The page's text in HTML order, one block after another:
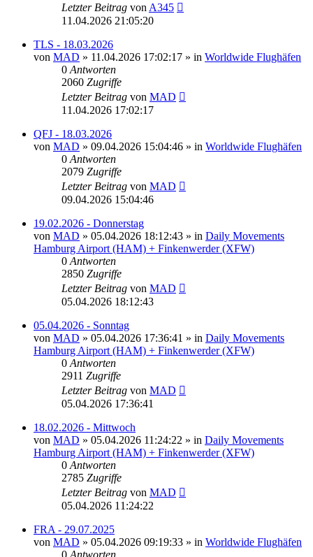
Letzter Beitrag von A345
11.04.2026 21:05:20
TLS - 18.03.2026
von MAD » 11.04.2026 17:02:17 » in Worldwide Flughäfen
0 Antworten
2060 Zugriffe
Letzter Beitrag von MAD
11.04.2026 17:02:17
QFJ - 18.03.2026
von MAD » 09.04.2026 15:04:46 » in Worldwide Flughäfen
0 Antworten
2079 Zugriffe
Letzter Beitrag von MAD
09.04.2026 15:04:46
19.02.2026 - Donnerstag
von MAD » 05.04.2026 18:12:43 » in Daily Movements
Hamburg Airport (HAM) + Finkenwerder (XFW)
0 Antworten
2850 Zugriffe
Letzter Beitrag von MAD
05.04.2026 18:12:43
05.04.2026 - Sonntag
von MAD » 05.04.2026 17:36:41 » in Daily Movements
Hamburg Airport (HAM) + Finkenwerder (XFW)
0 Antworten
2911 Zugriffe
Letzter Beitrag von MAD
05.04.2026 17:36:41
18.02.2026 - Mittwoch
von MAD » 05.04.2026 11:24:22 » in Daily Movements
Hamburg Airport (HAM) + Finkenwerder (XFW)
0 Antworten
2785 Zugriffe
Letzter Beitrag von MAD
05.04.2026 11:24:22
FRA - 29.07.2025
von MAD » 05.04.2026 09:19:33 » in Worldwide Flughäfen
0 Antworten